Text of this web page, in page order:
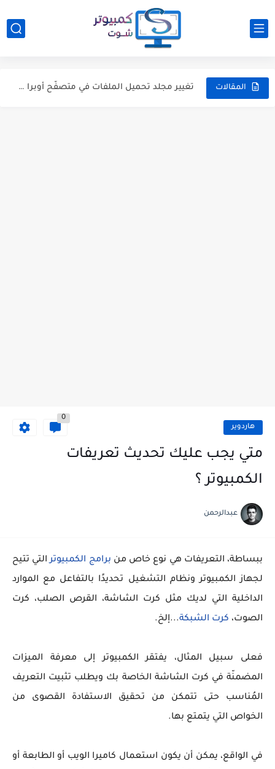
المقالات
5 خُطوات قم بها الآن لتحقيق أقصى قدر من أداء...
5 برامج كمبيوتر هي الأفضل هذا الأسبوع [11] [2018/12/18]
هاردوير
0
متي يجب عليك تحديث تعريفات
الكمبيوتر ؟
عبدالرحمن
ببساطة، التعريفات هي نوع خاص من برامج الكمبيوترالتي تتيح
لجهاز الكمبيوتر ونظام التشغيل تحديدًا بالتفاعل مع الموارد
الداخلية التي لديك مثل كرت الشاشة، القرص الصلب، كرت
الصوت، كرت الشبكة...إلخ.
فعلى سبيل المثال، يفتقر الكمبيوتر إلى معرفة الميزات
المضمنّة في كرت الشاشة الخاصة بك ويطلب تثبيت التعريف
المُناسب حتى تتمكن من تحقيق الاستفادة القصوى من
الخواص التي يتمتع بها.
في الواقع، يمكن أن يكون استعمال كاميرا الويب أو الطابعة أو